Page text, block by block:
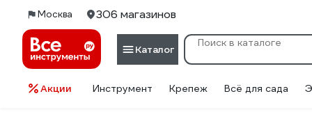
Москва 306 магазинов
Каталог
Акции Инструмент Крепеж Всё для сада